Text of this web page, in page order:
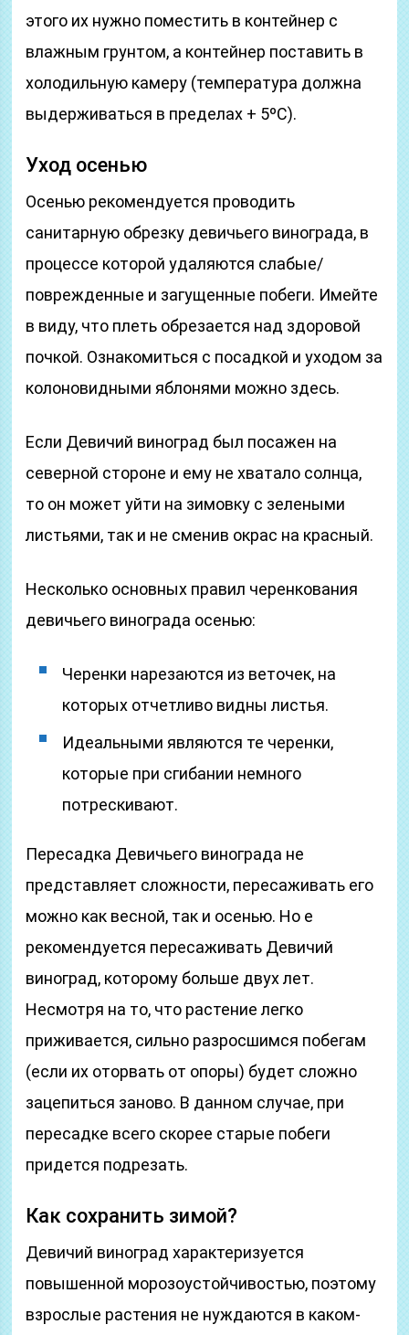
этого их нужно поместить в контейнер с
влажным грунтом, а контейнер поставить в
холодильную камеру (температура должна
выдерживаться в пределах + 5ºС).
Уход осенью
Осенью рекомендуется проводить
санитарную обрезку девичьего винограда, в
процессе которой удаляются слабые/
поврежденные и загущенные побеги. Имейте
в виду, что плеть обрезается над здоровой
почкой. Ознакомиться с посадкой и уходом за
колоновидными яблонями можно здесь.
Если Девичий виноград был посажен на
северной стороне и ему не хватало солнца,
то он может уйти на зимовку с зелеными
листьями, так и не сменив окрас на красный.
Несколько основных правил черенкования
девичьего винограда осенью:
Черенки нарезаются из веточек, на
которых отчетливо видны листья.
Идеальными являются те черенки,
которые при сгибании немного
потрескивают.
Пересадка Девичьего винограда не
представляет сложности, пересаживать его
можно как весной, так и осенью. Но е
рекомендуется пересаживать Девичий
виноград, которому больше двух лет.
Несмотря на то, что растение легко
приживается, сильно разросшимся побегам
(если их оторвать от опоры) будет сложно
зацепиться заново. В данном случае, при
пересадке всего скорее старые побеги
придется подрезать.
Как сохранить зимой?
Девичий виноград характеризуется
повышенной морозоустойчивостью, поэтому
взрослые растения не нуждаются в каком-